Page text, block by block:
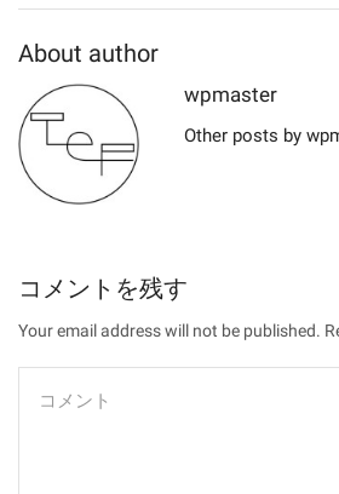
About author
wpmaster
Other posts by
コメントを残す
Your email address will not be published.